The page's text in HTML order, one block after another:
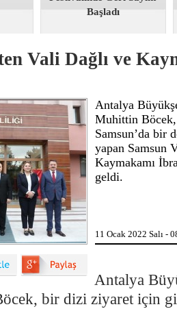
Başladı
Vali Dağlı ve
Antalya
Muhittin
Samsun’da bir
yapan Samsun
Kaymakamı
geldi.
11 Ocak 2022 Salı -
Antalya
bir dizi ziyaret için